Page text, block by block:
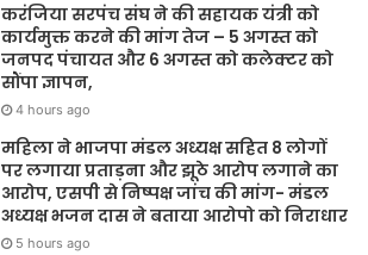
करंजिया सरपंच संघ ने की सहायक यंत्री को
कार्यमुक्त करने की मांग तेज – 5 अगस्त को
जनपद पंचायत और 6 अगस्त को कलेक्टर को
सौंपा ज्ञापन,
4 hours ago
महिला ने भाजपा मंडल अध्यक्ष सहित 8 लोगों
पर लगाया प्रताड़ना और झूठे आरोप लगाने का
आरोप, एसपी से निष्पक्ष जांच की मांग- मंडल
अध्यक्ष भजन दास ने बताया आरोपो को निराधार
5 hours ago